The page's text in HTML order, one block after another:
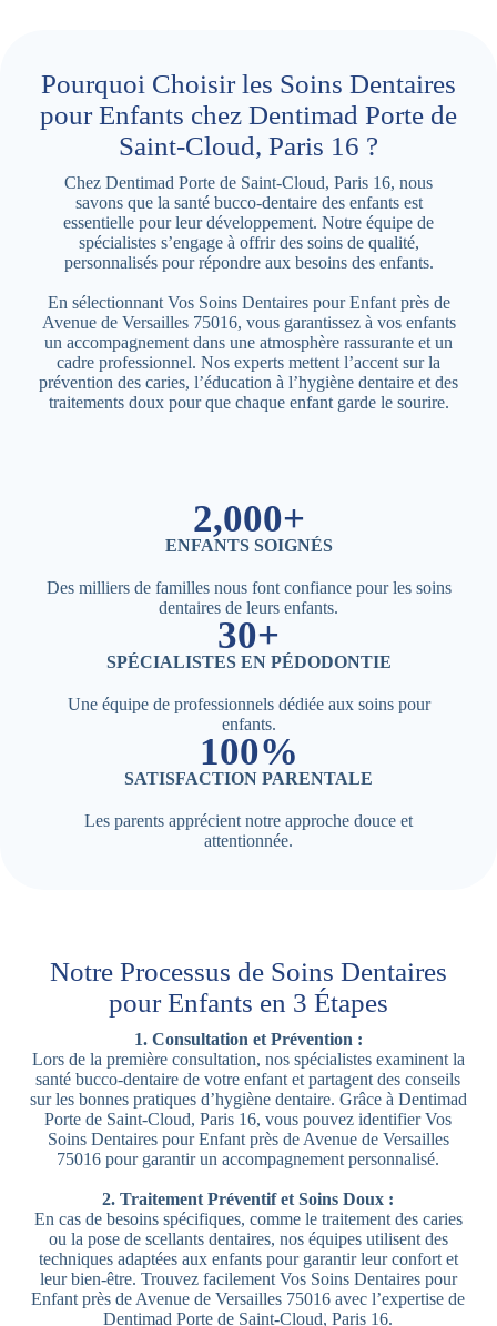
Pourquoi Choisir les Soins Dentaires
pour Enfants chez Dentimad Porte de
Saint-Cloud, Paris 16 ?
Chez Dentimad Porte de Saint-Cloud, Paris 16, nous
savons que la santé bucco-dentaire des enfants est
essentielle pour leur développement. Notre équipe de
spécialistes s’engage à offrir des soins de qualité,
personnalisés pour répondre aux besoins des enfants.
En sélectionnant Vos Soins Dentaires pour Enfant près de
Avenue de Versailles 75016, vous garantissez à vos enfants
un accompagnement dans une atmosphère rassurante et un
cadre professionnel. Nos experts mettent l’accent sur la
prévention des caries, l’éducation à l’hygiène dentaire et des
traitements doux pour que chaque enfant garde le sourire.
2,000+
ENFANTS SOIGNÉS
Des milliers de familles nous font confiance pour les soins
dentaires de leurs enfants.
30+
SPÉCIALISTES EN PÉDODONTIE
Une équipe de professionnels dédiée aux soins pour
enfants.
100%
SATISFACTION PARENTALE
Les parents apprécient notre approche douce et
attentionnée.
Notre Processus de Soins Dentaires
pour Enfants en 3 Étapes
1. Consultation et Prévention :
Lors de la première consultation, nos spécialistes examinent la
santé bucco-dentaire de votre enfant et partagent des conseils
sur les bonnes pratiques d’hygiène dentaire. Grâce à Dentimad
Porte de Saint-Cloud, Paris 16, vous pouvez identifier Vos
Soins Dentaires pour Enfant près de Avenue de Versailles
75016 pour garantir un accompagnement personnalisé.
2. Traitement Préventif et Soins Doux :
En cas de besoins spécifiques, comme le traitement des caries
ou la pose de scellants dentaires, nos équipes utilisent des
techniques adaptées aux enfants pour garantir leur confort et
leur bien-être. Trouvez facilement Vos Soins Dentaires pour
Enfant près de Avenue de Versailles 75016 avec l’expertise de
Dentimad Porte de Saint-Cloud, Paris 16.